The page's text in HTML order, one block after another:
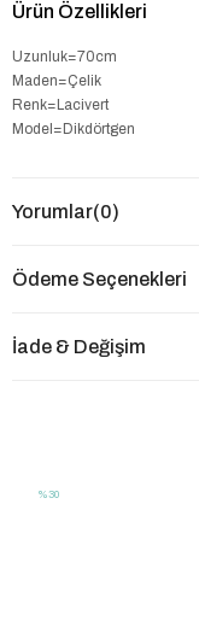
Ürün Özellikleri
Uzunluk=70cm
Maden=Çelik
Renk=Lacivert
Model=Dikdörtgen
Yorumlar(0)
Ödeme Seçenekleri
İade & Değişim
%30